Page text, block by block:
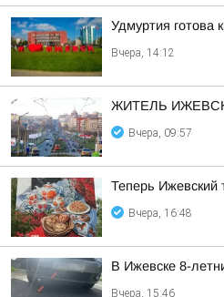
Удмуртия готова
Вчера, 14:12
ЖИТЕЛЬ
Вчера, 09:57
Теперь Ижевский
Вчера, 16:48
В Ижевске 8-
Вчера, 15:46